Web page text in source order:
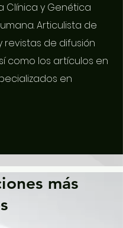
Clínica y Genética
Articulista de
revistas de difusión
como los artículos en
en
más